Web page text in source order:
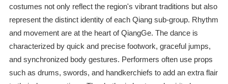
costumes not only reflect the region's vibrant traditions but also
represent the distinct identity of each Qiang sub-group. Rhythm
and movement are at the heart of QiangGe. The dance is
characterized by quick and precise footwork, graceful jumps,
and synchronized body gestures. Performers often use props
such as drums, swords, and handkerchiefs to add an extra flair